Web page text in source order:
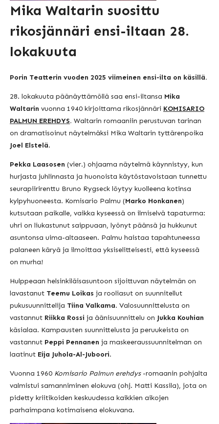
Mika Waltarin suosittu
rikosjännäri ensi-iltaan 28.
lokakuuta
Porin Teatterin vuoden 2025 viimeinen ensi-ilta on käsillä.
28. lokakuuta päänäyttämöllä saa ensi-iltansa Mika
Waltarin vuonna 1940 kirjoittama rikosjännäri KOMISARIO
PALMUN EREHDYS. Waltarin romaaniin perustuvan tarinan
on dramatisoinut näytelmäksi Mika Waltarin tyttärenpoika
Joel Elstelä.
Pekka Laasosen (vier.) ohjaama näytelmä käynnistyy, kun
hurjasta juhlinnasta ja huonoista käytöstavoistaan tunnettu
seurapiirirenttu Bruno Rygseck löytyy kuolleena kotinsa
kylpyhuoneesta. Komisario Palmu (Marko Honkanen)
kutsutaan paikalle, vaikka kyseessä on ilmiselvä tapaturma:
uhri on liukastunut saippuaan, lyönyt päänsä ja hukkunut
asuntonsa uima-altaaseen. Palmu haistaa tapahtuneessa
palaneen käryä ja ilmoittaa yksiselitteisesti, että kyseessä
on murha!
Hulppeaan helsinkiläisasuntoon sijoittuvan näytelmän on
lavastanut Teemu Loikas ja rooliasut on suunnitellut
pukusuunnittelija Tiina Valkama. Valosuunnittelusta on
vastannut Riikka Rossi ja äänisuunnittelu on Jukka Kouhian
käsialaa. Kampausten suunnittelusta ja peruukeista on
vastannut Peppi Pennanen ja maskeeraussuunnitelman on
laatinut Eija Juhola-Al-Juboori.
Vuonna 1960 Komisario Palmun erehdys-romaanin pohjalta
valmistui samanniminen elokuva (ohj. Matti Kassila), jota on
pidetty kriitikoiden keskuudessa kaikkien aikojen
parhaimpana kotimaisena elokuvana.